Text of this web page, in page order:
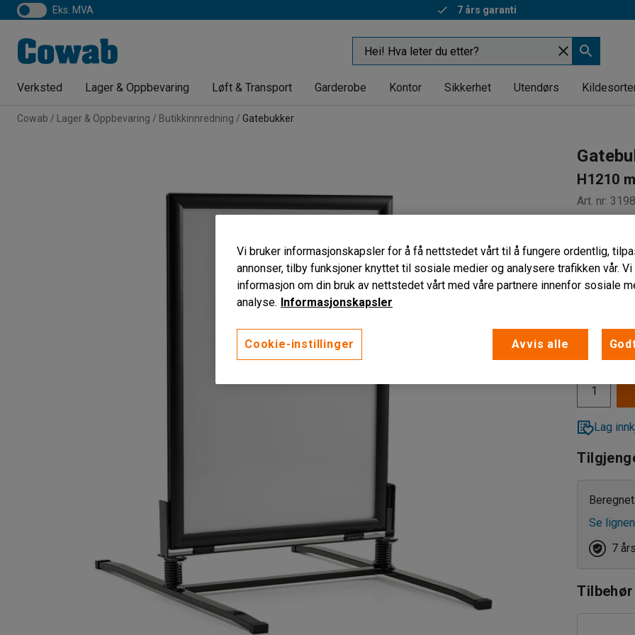
eks. MVA 7 års garanti
Verksted Lager & Oppbevaring Løft & Transport Garderobe Kontor Sikkerhet Utendørs
Cowab Lager & Oppbevaring Butikkinnredning Gatebukker
H1210
Art. nr:
Tåler
Kraftig
Farge:Svart
2 985,-
Lag
Se
7
Tilbehør
Vi bruker informasjonskapsler for å få nettstedet vårt til å fungere ordentlig,
annonser, tilby funksjoner knyttet til sosiale medier og analysere trafikken vår.
informasjon om din bruk av nettstedet vårt med våre partnere innenfor sosiale
analyse. Informasjonskapsler
Cookie-instillinger Avvis alle